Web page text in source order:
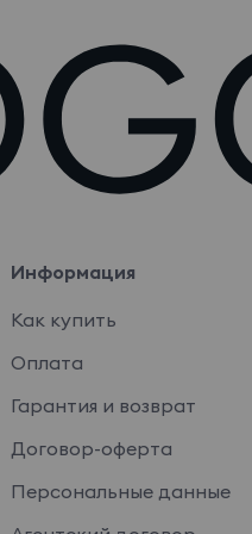
Информация
Как купить
Оплата
Гарантия и возврат
Договор-оферта
Персональные данные